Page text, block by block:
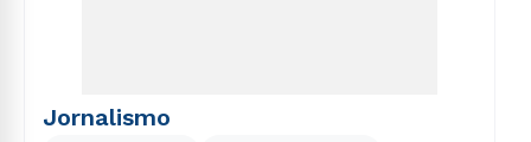
Jornalismo